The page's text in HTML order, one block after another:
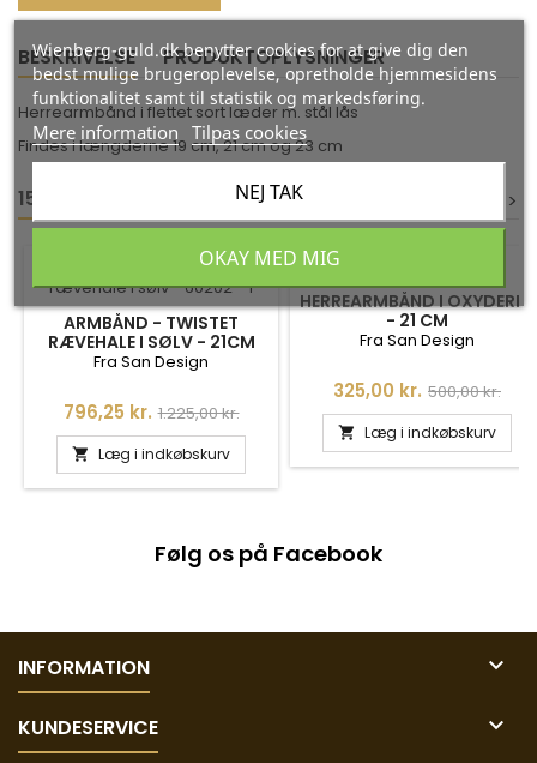
BESKRIVELSE PRODUKTOPLYSNINGER
Herrearmbånd i flettet sort læder m. stål lås
Findes i længderne 19 cm, 21 cm og 23 cm
15 ANDRE VARER I DEN SAMME KATEGORI: >
ARMBÅND - TWISTET
RÆVEHALE I SØLV - 21CM
Fra San Design
Pris
796,25 kr. Normalpris
1.225,00 kr.
 Læg i indkøbskurv
-35%
HERREARMBÅND I OXYDERET
- 21 CM
Fra San Design
Pris
325,00 kr. Normalpris
500,00 kr.
 Læg i indkøbskurv
Følg os på Facebook
INFORMATION 
KUNDESERVICE 
Wienberg-guld.dk benytter cookies for at give dig den
bedst mulige brugeroplevelse, opretholde hjemmesidens
funktionalitet samt til statistik og markedsføring.
Mere information Tilpas cookies
NEJ TAK
OKAY MED MIG